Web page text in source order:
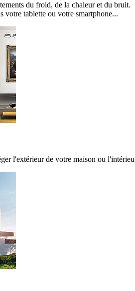
du froid, de la chaleur et du bruit.
votre tablette ou votre smartphone...
l'extérieur de votre maison ou